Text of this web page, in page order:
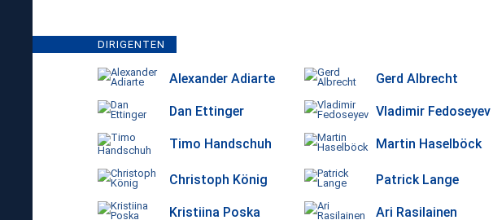
DIRIGENTEN
Alexander Adiarte Gerd Albrecht
Dan Ettinger Vladimir Fedoseyev
Timo Handschuh Martin Haselböck
Christoph König Patrick Lange
Kristiina Poska Ari Rasilainen